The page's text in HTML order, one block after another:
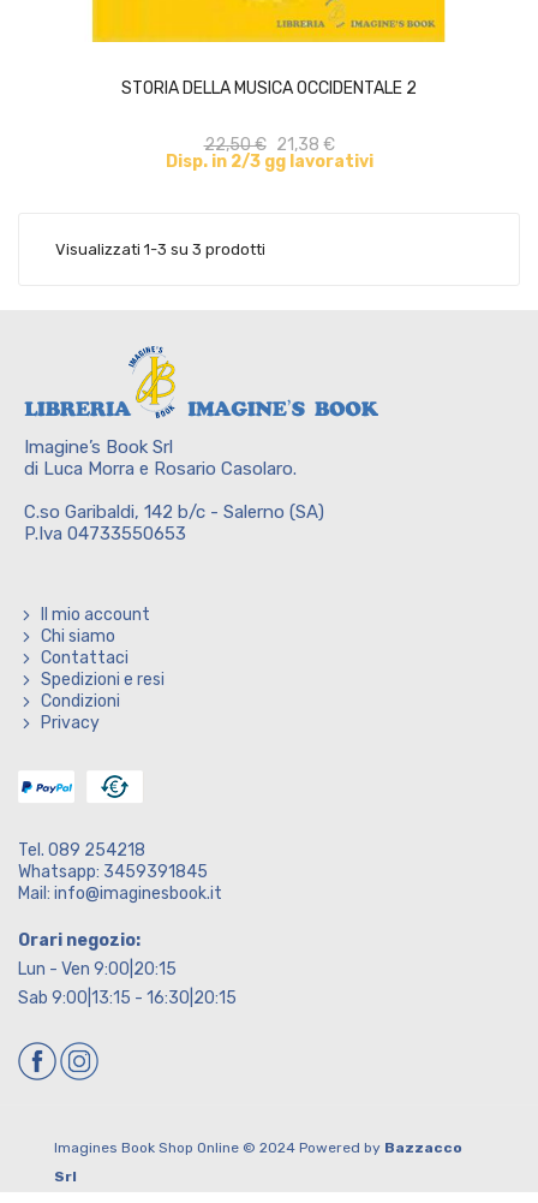
STORIA DELLA MUSICA OCCIDENTALE 2
22,50 € 21,38 €
Disp. in 2/3 gg lavorativi
ACQUISTA
Visualizzati 1-3 su 3 prodotti
Imagine’s Book Srl
di Luca Morra e Rosario Casolaro.
C.so Garibaldi, 142 b/c - Salerno (SA)
P.Iva 04733550653
Il mio account
Chi siamo
Contattaci
Spedizioni e resi
Condizioni
Privacy
Tel. 089 254218
Whatsapp: 3459391845
Mail: info@imaginesbook.it
Orari negozio:
Lun - Ven 9:00|20:15
Sab 9:00|13:15 - 16:30|20:15
Imagines Book Shop Online © 2024 Powered by Bazzacco
Srl